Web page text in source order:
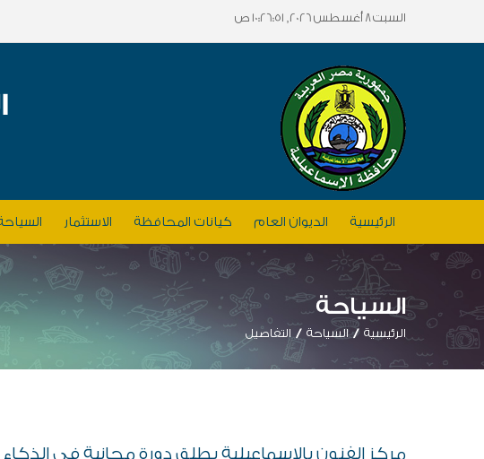
السبت 8 أغسطس 2026, 10:26:51 ص
الرئيسية الديوان العام كيانات المحافظة الاستثمار
السياحة
الرئيسية السياحة التفاصيل
مركز الفنون بالإسماعيلية يطلق دورة مجانية في الذكاء